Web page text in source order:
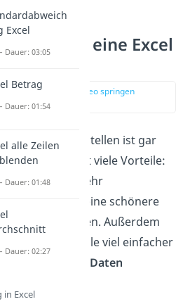
ich eine Excel
zur Stelle im Video springen
(00:14)
Tabelle zu erstellen ist gar
schwer und hat viele Vorteile:
sorgt für mehr
und eine schönere
deiner Daten. Außerdem
du in einer Tabelle viel einfacher
an deinen Daten
Excel
Dauer: 03:05
Betrag
Dauer: 01:54
alle Zeilen
Dauer: 01:48
Dauer: 02:27
Excel